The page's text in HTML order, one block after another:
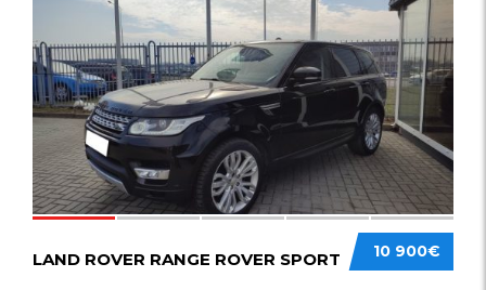
10 900€
LAND ROVER RANGE ROVER SPORT